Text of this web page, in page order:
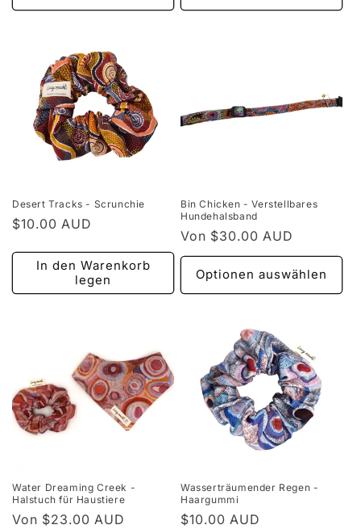
Desert Tracks - Scrunchie
Normaler
$10.00 AUD
In den Warenkorb
legen
Bin Chicken - Verstellbares
Hundehalsband
Normaler
Preis
Von $30.00 AUD
Optionen auswählen
Water Dreaming Creek -
Halstuch für Haustiere
Normaler
Von $23.00 AUD
Wasserträumender Regen -
Haargummi
Normaler
$10.00 AUD